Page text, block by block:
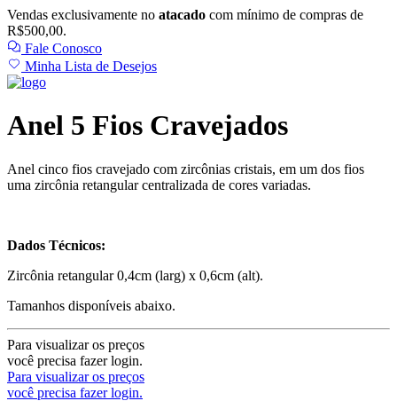
Vendas exclusivamente no atacado com mínimo de compras de
R$500,00.
Fale Conosco
Minha Lista de Desejos
Anel 5 Fios Cravejados
Anel cinco fios cravejado com zircônias cristais, em um dos fios
uma zircônia retangular centralizada de cores variadas.
Dados Técnicos:
Zircônia retangular 0,4cm (larg) x 0,6cm (alt).
Tamanhos disponíveis abaixo.
Para visualizar os preços
você precisa fazer login.
Para visualizar os preços
você precisa fazer login.